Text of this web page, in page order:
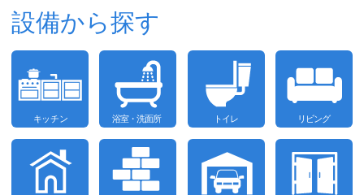
設備から探す